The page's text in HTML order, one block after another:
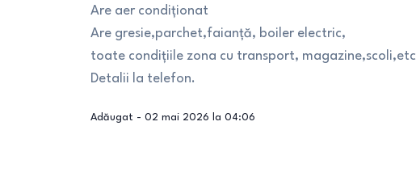
Are aer condiționat
Are gresie,parchet,faianță, boiler electric,
toate condițiile zona cu transport, magazine,scoli,etc
Detalii la telefon.
Adăugat - 02 mai 2026 la 04:06